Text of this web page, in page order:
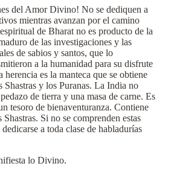
del Amor Divino! No se dediquen a
mientras avanzan por el camino
de Bharat no es producto de la
de las investigaciones y las
de sabios y santos, que lo
a la humanidad para su disfrute
herencia es la manteca que se obtiene
Shastras y los Puranas. La India no
de tierra y una masa de carne. Es
tesoro de bienaventuranza. Contiene
Si no se comprenden estas
a toda clase de habladurías
lo Divino.